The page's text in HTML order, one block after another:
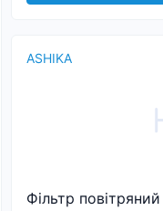
ASHIKA
Фільтр повітряний